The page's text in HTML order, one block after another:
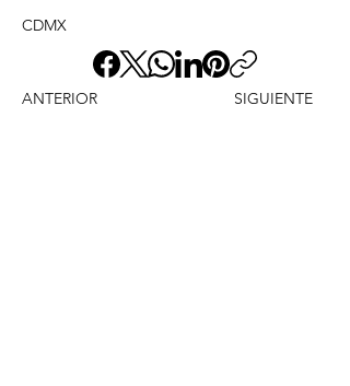
CDMX
ANTERIOR SIGUIENTE